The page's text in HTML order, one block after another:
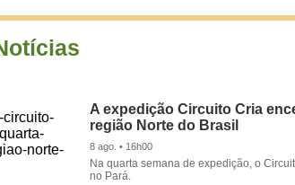
A expedição Circuito Cria
região Norte do Brasil
8 ago. • 16h00
Na quarta semana de expedição, o
no Pará.